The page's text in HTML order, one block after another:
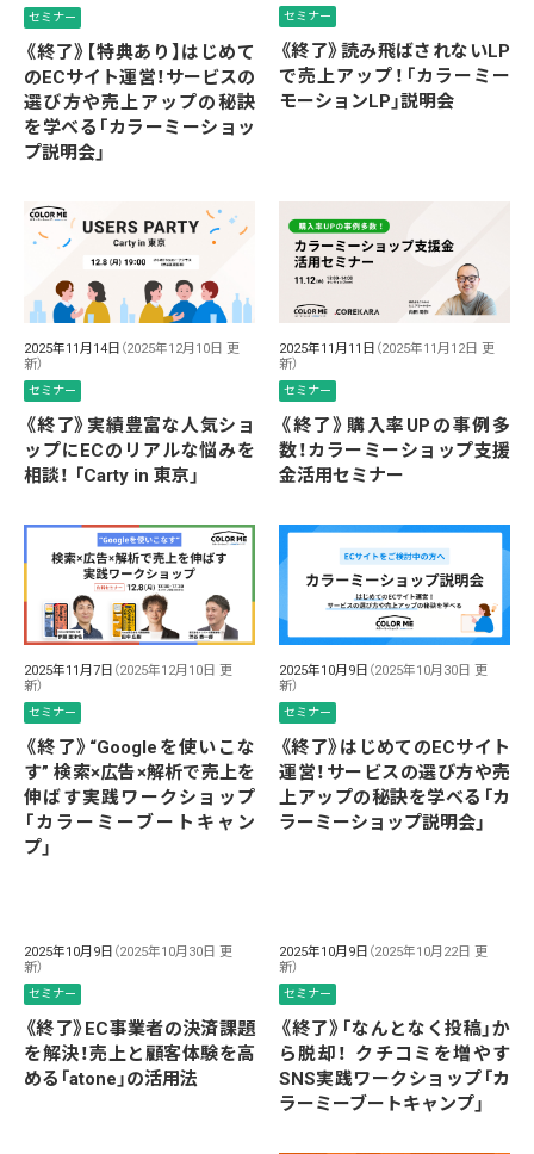
セミナー
《終了》【特典あり】はじめて
のECサイト運営！サービスの
選び方や売上アップの秘訣
を学べる「カラーミーショッ
プ説明会」
セミナー
《終了》読み飛ばされないLP
で売上アップ！「カラーミー
モーションLP」説明会
2025年11月14日 （2025年12月10日 更
新）
セミナー
《終了》実績豊富な人気ショ
ップにECのリアルな悩みを
相談！ 「Carty in 東京」
2025年11月11日 （2025年11月12日 更
新）
セミナー
《終了》購入率UPの事例多
数！カラーミーショップ支援
金活用セミナー
2025年11月7日 （2025年12月10日 更
新）
セミナー
《終了》“Googleを使いこな
す” 検索×広告×解析で売上を
伸ばす実践ワークショップ
「カラーミーブートキャン
プ」
2025年10月9日 （2025年10月30日 更
新）
セミナー
《終了》はじめてのECサイト
運営！サービスの選び方や売
上アップの秘訣を学べる「カ
ラーミーショップ説明会」
2025年10月9日 （2025年10月30日 更
新）
セミナー
《終了》EC事業者の決済課題
を解決！売上と顧客体験を高
める「atone」の活用法
2025年10月9日 （2025年10月22日 更
新）
セミナー
《終了》「なんとなく投稿」か
ら脱却！ クチコミを増やす
SNS実践ワークショップ「カ
ラーミーブートキャンプ」